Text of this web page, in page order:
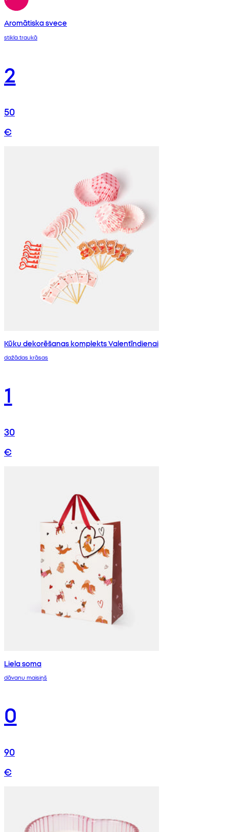
Aromātiska svece
stikla traukā
2
50
€
Kūku dekorēšanas komplekts Valentīndienai
dažādas krāsas
1
30
€
Liela soma
dāvanu maisiņš
0
90
€